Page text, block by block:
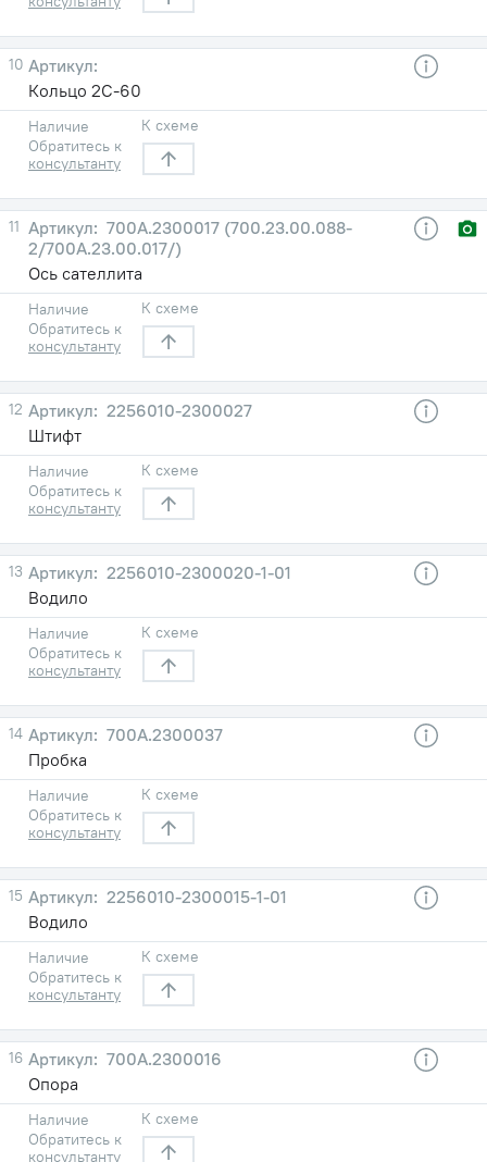
10
Кольцо 2С-60
Наличие
Обратитесь к
консультанту
К схеме
11
700А.2300017 (700.23.00.088-
2/700А.23.00.017/)
Ось сателлита
Наличие
Обратитесь к
консультанту
К схеме
12
2256010-2300027
Штифт
Наличие
Обратитесь к
консультанту
К схеме
13
2256010-2300020-1-01
Водило
Наличие
Обратитесь к
консультанту
К схеме
14
700А.2300037
Пробка
Наличие
Обратитесь к
консультанту
К схеме
15
2256010-2300015-1-01
Водило
Наличие
Обратитесь к
консультанту
К схеме
16
700А.2300016
Опора
Наличие
Обратитесь к
консультанту
К схеме